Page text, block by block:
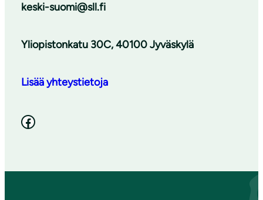
keski-suomi@sll.fi
Yliopistonkatu 30C, 40100 Jyväskylä
Lisää yhteystietoja
Facebook